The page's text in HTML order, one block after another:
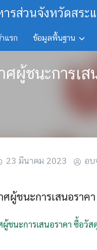
รส่วนจังหวัดสระ
แรก ข้อมูลพื้นฐาน
ศผู้ชนะการเ
23 มีนาคม 2023 อบ
ผู้ชนะการเสนอราค
ชนะการเสนอราคา ซื้อวัส